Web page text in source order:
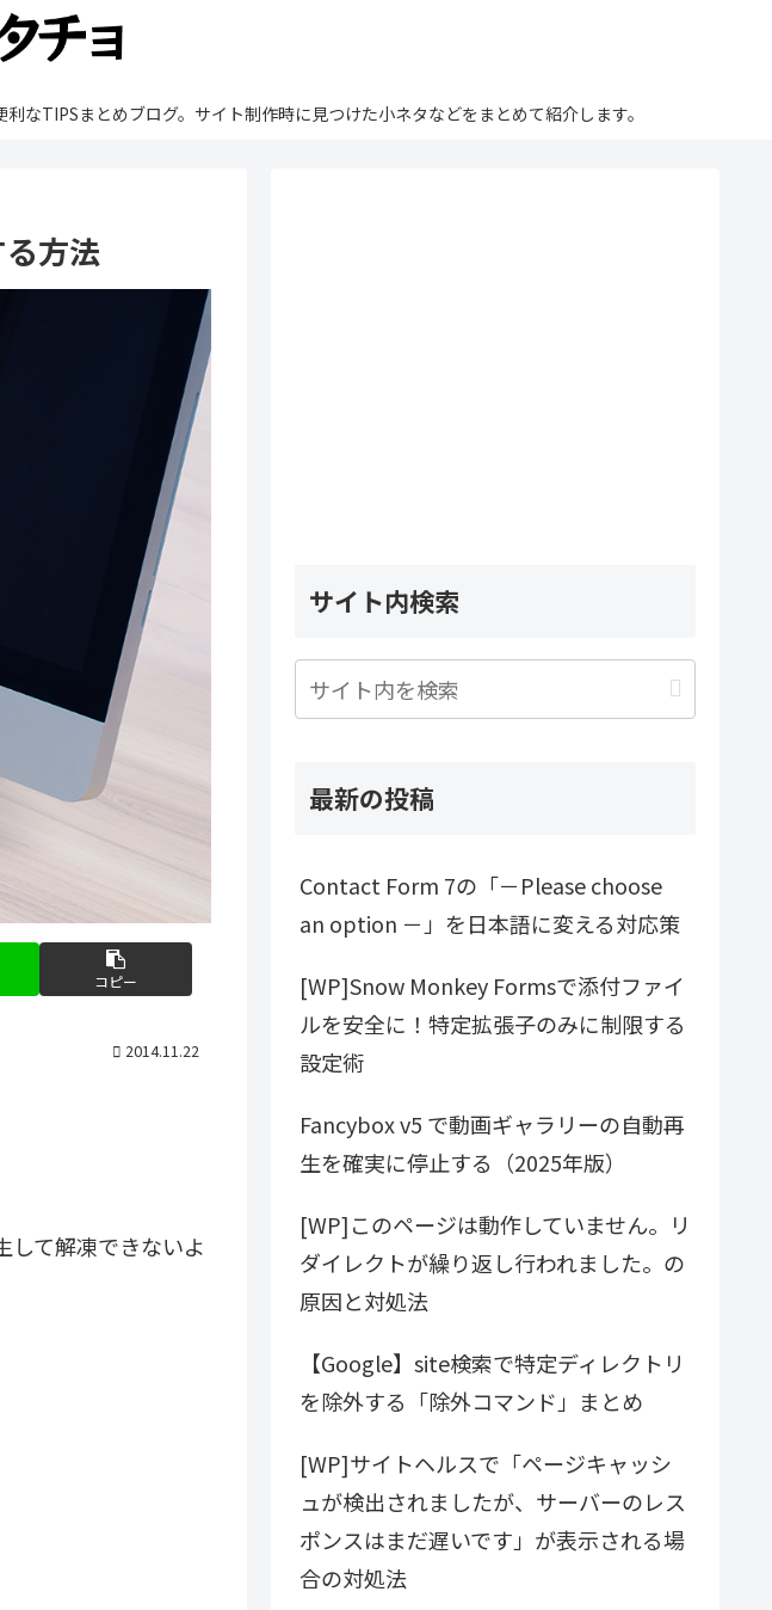
TIPSまとめブログ。サイト制作時に見つけた小ネタなどをまとめて紹介します。
方法
コピー
2014.11.22
して解凍できないよ
サイト内検索
最新の投稿
Contact Form 7の「－Please choose
an option －」を日本語に変える対応策
[WP]Snow Monkey Formsで添付ファイ
ルを安全に！特定拡張子のみに制限する
設定術
Fancybox v5 で動画ギャラリーの自動再
生を確実に停止する（2025年版）
[WP]このページは動作していません。リ
ダイレクトが繰り返し行われました。の
原因と対処法
【Google】site検索で特定ディレクトリ
を除外する「除外コマンド」まとめ
[WP]サイトヘルスで「ページキャッシ
ュが検出されましたが、サーバーのレス
ポンスはまだ遅いです」が表示される場
合の対処法